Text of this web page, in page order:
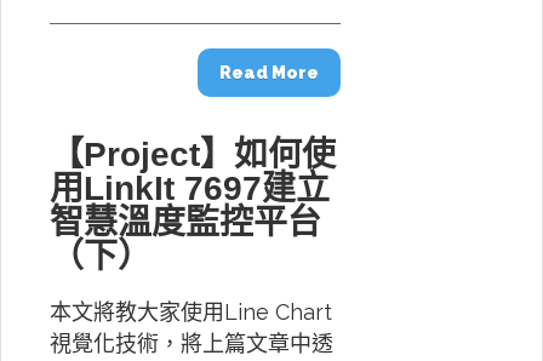
Read More
【Project】如何使
用LinkIt 7697建立
智慧溫度監控平台
（下）
本文將教大家使用Line Chart
視覺化技術，將上篇文章中透